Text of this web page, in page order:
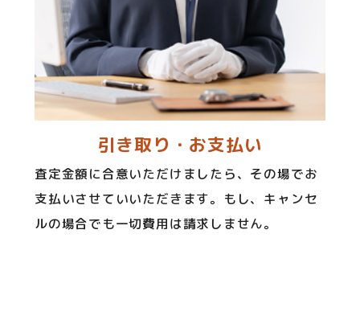
引き取り・お支払い
査定金額に合意いただけましたら、その場でお
支払いさせていいただきます。もし、キャンセ
ルの場合でも一切費用は請求しません。